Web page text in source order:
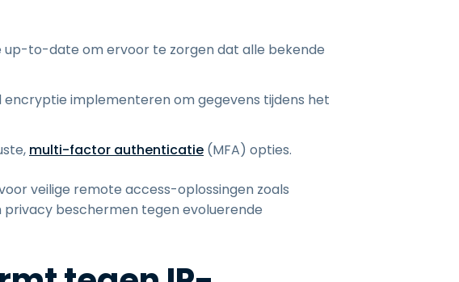
up-to-date om ervoor te zorgen dat alle bekende
implementeren om gegevens tijdens het
multi-factor authenticatie (MFA) opties.
veilige remote access-oplossingen zoals
privacy beschermen tegen evoluerende